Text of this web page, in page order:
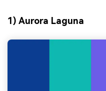
1) Aurora Laguna